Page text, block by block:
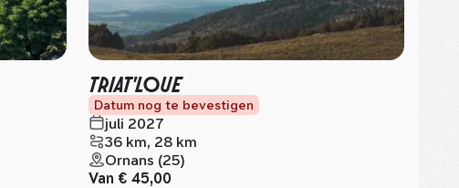
TRIAT'LOUE
Datum nog te bevestigen
juli 2027
36 km, 28 km
Ornans (25)
Van € 45,00